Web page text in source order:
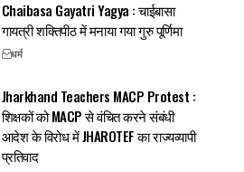
Chaibasa Gayatri Yagya : चाईबासा
गायत्री शक्तिपीठ में मनाया गया गुरु पूर्णिमा
धर्म
Jharkhand Teachers MACP Protest :
शिक्षकों को MACP से वंचित करने संबंधी
आदेश के विरोध में JHAROTEF का राज्यव्यापी
प्रतिवाद